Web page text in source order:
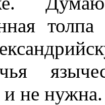
и не нужна.